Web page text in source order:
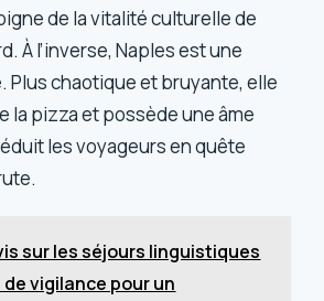
de la vitalité culturelle de
À l’inverse, Naples est une
Plus chaotique et bruyante, elle
la pizza et possède une âme
les voyageurs en quête
sur les séjours linguistiques
de vigilance pour un